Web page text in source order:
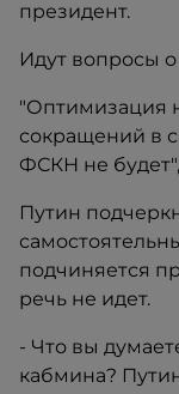
президент.
Идут вопросы
"Оптимизация
сокращений в
ФСКН не
Путин
подчиняется
речь не идет.
- Что вы
кабмина?